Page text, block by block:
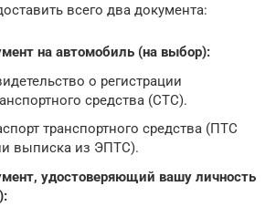
всего два документа:
на автомобиль (на выбор):
о регистрации
средства (СТС).
транспортного средства (ПТС
выписка из ЭПТС).
удостоверяющий вашу личность